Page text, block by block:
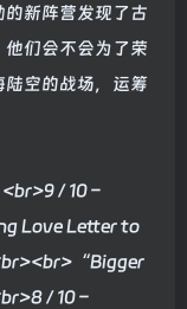
新阵营发现了古
们会不会为了荣
空的战场，运筹
/ 10 –
Love Letter to
/ 10 –